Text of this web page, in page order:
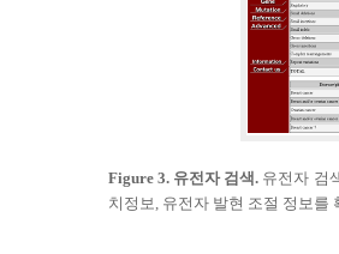
Figure 3. 유전자 검색. 유전자 검
치정보, 유전자 발현 조절 정보를